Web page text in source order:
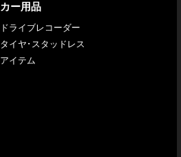
カー用品
ドライブレコーダー
タイヤ･スタッドレス
アイテム